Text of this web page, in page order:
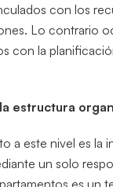
con los
Lo contrario
con la
estructura
a este nivel es la
un solo
es un